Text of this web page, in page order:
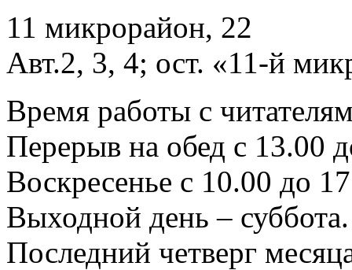
11 микрорайон, 22
Авт.2, 3, 4; ост. «11-й
Время работы с
Перерыв на обед с 13.00
Воскресенье с 10.00 до
Выходной день – суббота.
Последний четверг